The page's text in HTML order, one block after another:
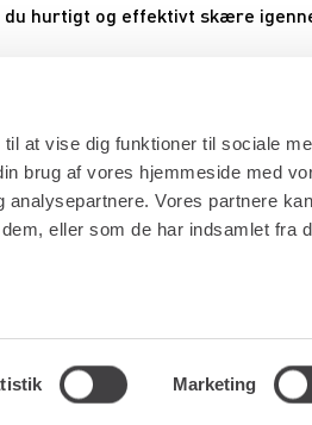
at vise dig funktioner til sociale
brug af vores hjemmeside med
analysepartnere. Vores partnere kan
eller som de har indsamlet fra
Marketing
hurtigt og effektivt skære
pålideligt materiel i topkvalitet.
jobbet!